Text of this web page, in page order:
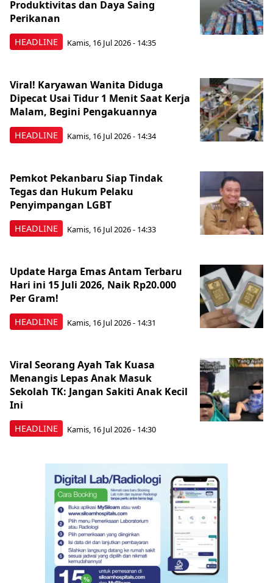
HEADLINE
Produktivitas dan Daya Saing
Perikanan
Kamis, 16 Jul 2026 - 14:35
HEADLINE
Viral! Karyawan Wanita Diduga
Dipecat Usai Tidur 1 Menit Saat Kerja
Malam, Begini Pengakuannya
Kamis, 16 Jul 2026 - 14:34
HEADLINE
Pemkot Pekanbaru Siap Tindak
Tegas dan Hukum Pelaku
Penyimpangan LGBT
Kamis, 16 Jul 2026 - 14:33
HEADLINE
Update Harga Emas Antam Terbaru
Hari ini 15 Juli 2026, Naik Rp20.000
Per Gram!
Kamis, 16 Jul 2026 - 14:31
HEADLINE
Viral Seorang Ayah Tak Kuasa
Menangis Lepas Anak Masuk
Sekolah TK: Jangan Sakiti Anak Kecil
Ini
Kamis, 16 Jul 2026 - 14:30